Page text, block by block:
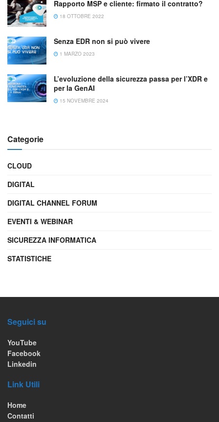
Rapporto MSP e cliente: firmato il contratto?
18 OTTOBRE 2022
Senza EDR non si può vivere
1 MARZO 2023
L’evoluzione della sicurezza passa per l’XDR e
per la GenAI
15 NOVEMBRE 2024
Categorie
CLOUD
DIGITAL
DIGITAL CHANNEL FORUM
EVENTI & WEBINAR
SICUREZZA INFORMATICA
STATISTICHE
Seguici su
YouTube
Facebook
Linkedin
Link Utili
Home
Contatti